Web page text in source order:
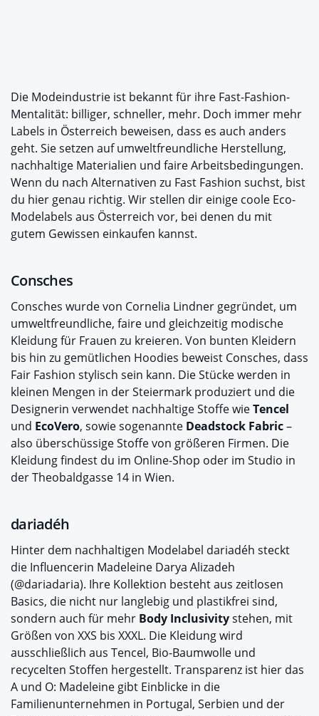
Die Modeindustrie ist bekannt für ihre Fast-Fashion-
Mentalität: billiger, schneller, mehr. Doch immer mehr
Labels in Österreich beweisen, dass es auch anders
geht. Sie setzen auf umweltfreundliche Herstellung,
nachhaltige Materialien und faire Arbeitsbedingungen.
Wenn du nach Alternativen zu Fast Fashion suchst, bist
du hier genau richtig. Wir stellen dir einige coole Eco-
Modelabels aus Österreich vor, bei denen du mit
gutem Gewissen einkaufen kannst.
Consches
Consches wurde von Cornelia Lindner gegründet, um
umweltfreundliche, faire und gleichzeitig modische
Kleidung für Frauen zu kreieren. Von bunten Kleidern
bis hin zu gemütlichen Hoodies beweist Consches, dass
Fair Fashion stylisch sein kann. Die Stücke werden in
kleinen Mengen in der Steiermark produziert und die
Designerin verwendet nachhaltige Stoffe wieTencel
und EcoVero, sowie sogenannte Deadstock Fabric–
also überschüssige Stoffe von größeren Firmen. Die
Kleidung findest du im Online-Shop oder im Studio in
der Theobaldgasse 14 in Wien.
dariadéh
Hinter dem nachhaltigen Modelabel dariadéh steckt
die Influencerin Madeleine Darya Alizadeh
(@dariadaria). Ihre Kollektion besteht aus zeitlosen
Basics, die nicht nur langlebig und plastikfrei sind,
sondern auch für mehr Body Inclusivitystehen, mit
Größen von XXS bis XXXL. Die Kleidung wird
ausschließlich aus Tencel, Bio-Baumwolle und
recycelten Stoffen hergestellt. Transparenz ist hier das
A und O: Madeleine gibt Einblicke in die
Familienunternehmen in Portugal, Serbien und der